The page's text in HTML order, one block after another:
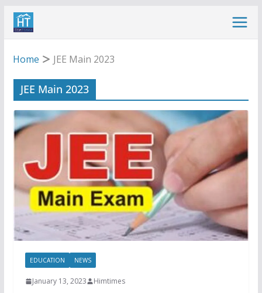
Skip
Home
JEE Main 2023
JEE Main 2023
EDUCATION NEWS
January 13, 2023 Himtimes